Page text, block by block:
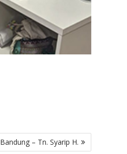
Bandung – Tn. Syarip H.